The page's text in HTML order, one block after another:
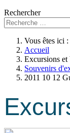
Rechercher
Vous êtes ici :
Accueil
Excursions et
Souvenirs
2011 10 12